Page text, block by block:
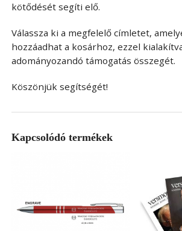
kötődését segíti elő.
Válassza ki a megfelelő címletet,
hozzáadhat a kosárhoz, ezzel
adományozandó támogatás összegét.
Köszönjük segítségét!
Kapcsolódó termékek